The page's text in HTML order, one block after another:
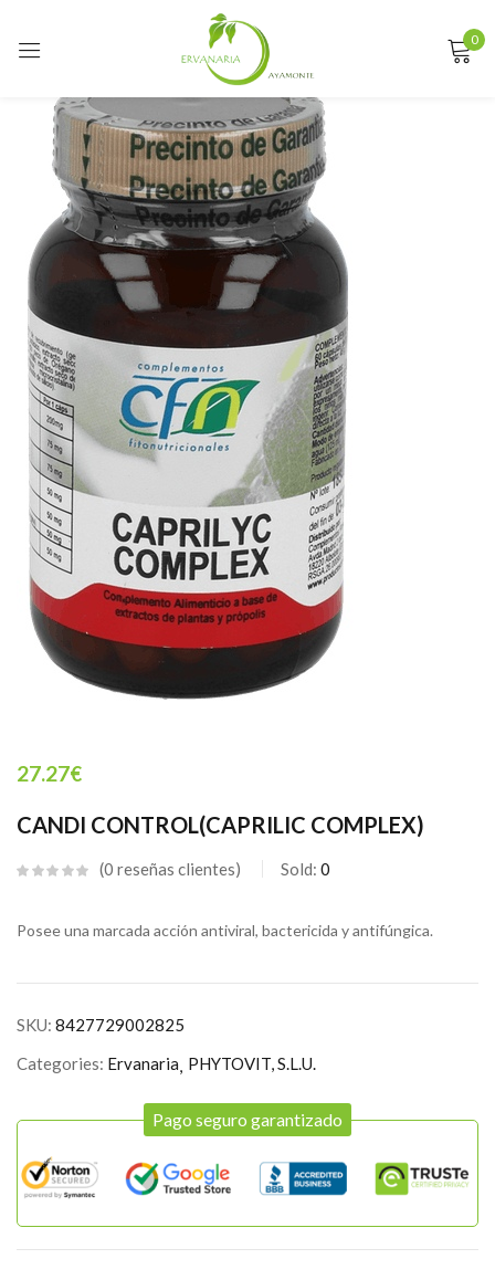
0
27.27€
CANDI CONTROL(CAPRILIC COMPLEX)
0 reseñas clientes Sold: 0
Posee una marcada acción antiviral, bactericida y antifúngica.
SKU: 8427729002825
Categories: Ervanaria PHYTOVIT, S.L.U.
Pago seguro garantizado
Sign in
Remember me
LOG IN
CREATE AN ACCOUNT